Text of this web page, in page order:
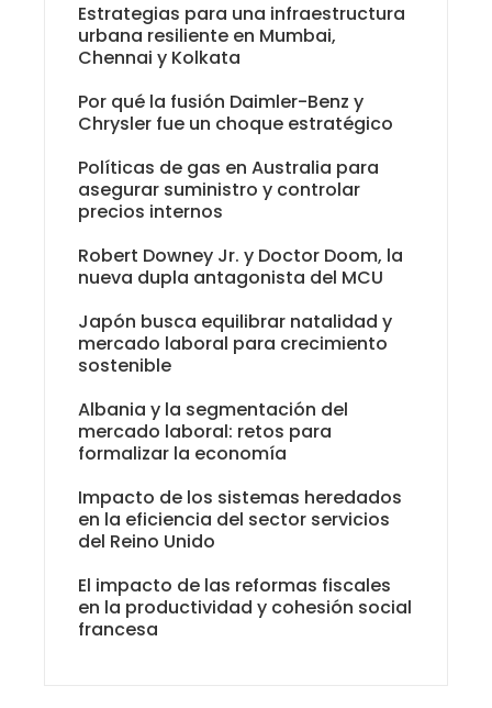
Estrategias para una infraestructura
urbana resiliente en Mumbai,
Chennai y Kolkata
Por qué la fusión Daimler-Benz y
Chrysler fue un choque estratégico
Políticas de gas en Australia para
asegurar suministro y controlar
precios internos
Robert Downey Jr. y Doctor Doom, la
nueva dupla antagonista del MCU
Japón busca equilibrar natalidad y
mercado laboral para crecimiento
sostenible
Albania y la segmentación del
mercado laboral: retos para
formalizar la economía
Impacto de los sistemas heredados
en la eficiencia del sector servicios
del Reino Unido
El impacto de las reformas fiscales
en la productividad y cohesión social
francesa